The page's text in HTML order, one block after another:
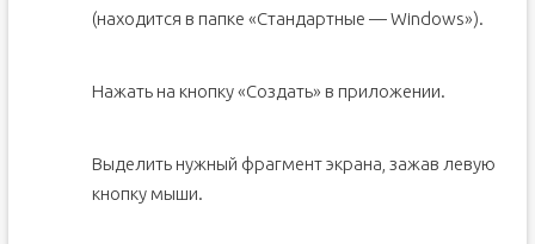
(находится в папке «Стандартные — Windows»).
Нажать на кнопку «Создать» в приложении.
Выделить нужный фрагмент экрана, зажав левую
кнопку мыши.